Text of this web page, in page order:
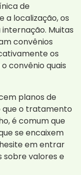
de
a localização, os
Muitas
convênios
os
convênio quais
planos de
que o tratamento
é comum que
se encaixem
em entrar
sobre valores e